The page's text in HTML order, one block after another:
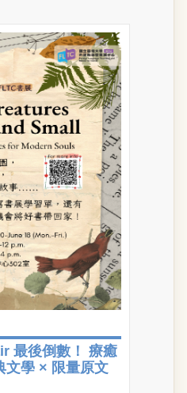
最後倒數！ 療癒
文學 × 限量原文